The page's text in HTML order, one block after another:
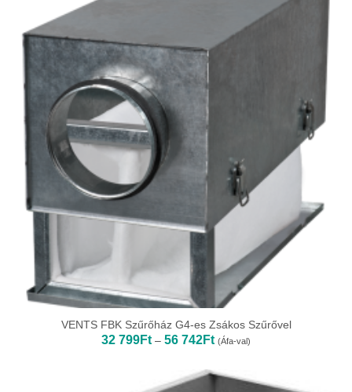
VENTS FBK Szűrőház G4-es Zsákos Szűrővel
32 799Ft – 56 742FtÁrtartomány:
32
-
56
(Áfa-val)